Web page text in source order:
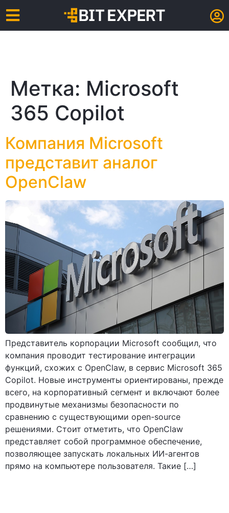
Метка: Microsoft
365 Copilot
Компания Microsoft
представит аналог
OpenClaw
Представитель корпорации Microsoft сообщил, что
компания проводит тестирование интеграции
функций, схожих с OpenClaw, в сервис Microsoft 365
Copilot. Новые инструменты ориентированы, прежде
всего, на корпоративный сегмент и включают более
продвинутые механизмы безопасности по
сравнению с существующими open-source
решениями. Стоит отметить, что OpenClaw
представляет собой программное обеспечение,
позволяющее запускать локальных ИИ-агентов
прямо на компьютере пользователя. Такие […]